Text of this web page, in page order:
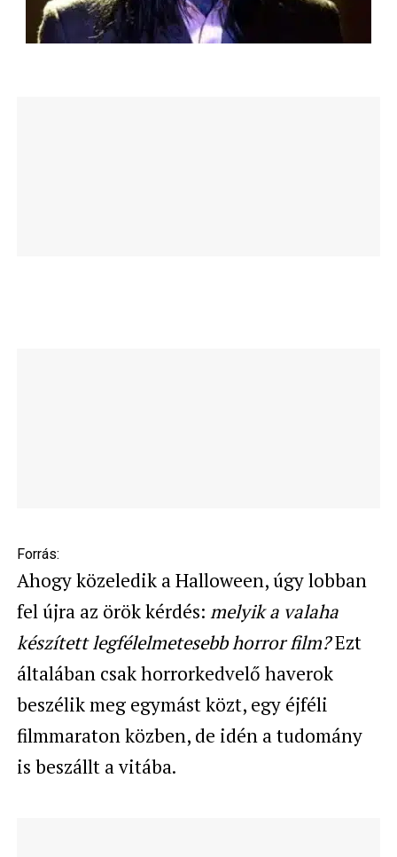
Forrás:
Ahogy közeledik a Halloween, úgy lobban
fel újra az örök kérdés: melyik a valaha
készített legfélelmetesebb horror film?Ezt
általában csak horrorkedvelő haverok
beszélik meg egymást közt, egy éjféli
filmmaraton közben, de idén a tudomány
is beszállt a vitába.